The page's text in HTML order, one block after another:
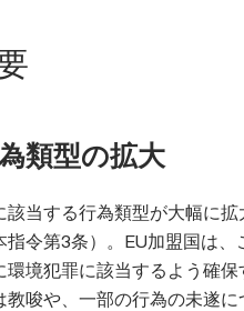
類型の拡大
当する行為類型が大幅に
令第3条）。EU加盟国は
境犯罪に該当するよう確保
唆や、一部の行為の未遂